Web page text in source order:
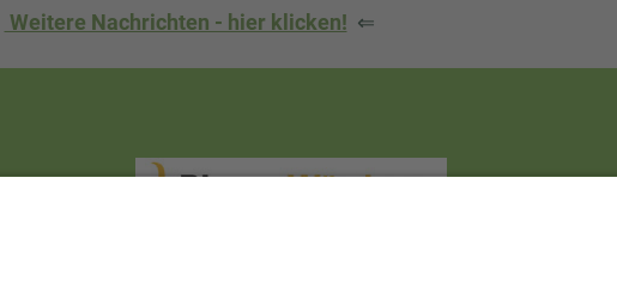
Weitere Nachrichten - hier klicken! ⇐